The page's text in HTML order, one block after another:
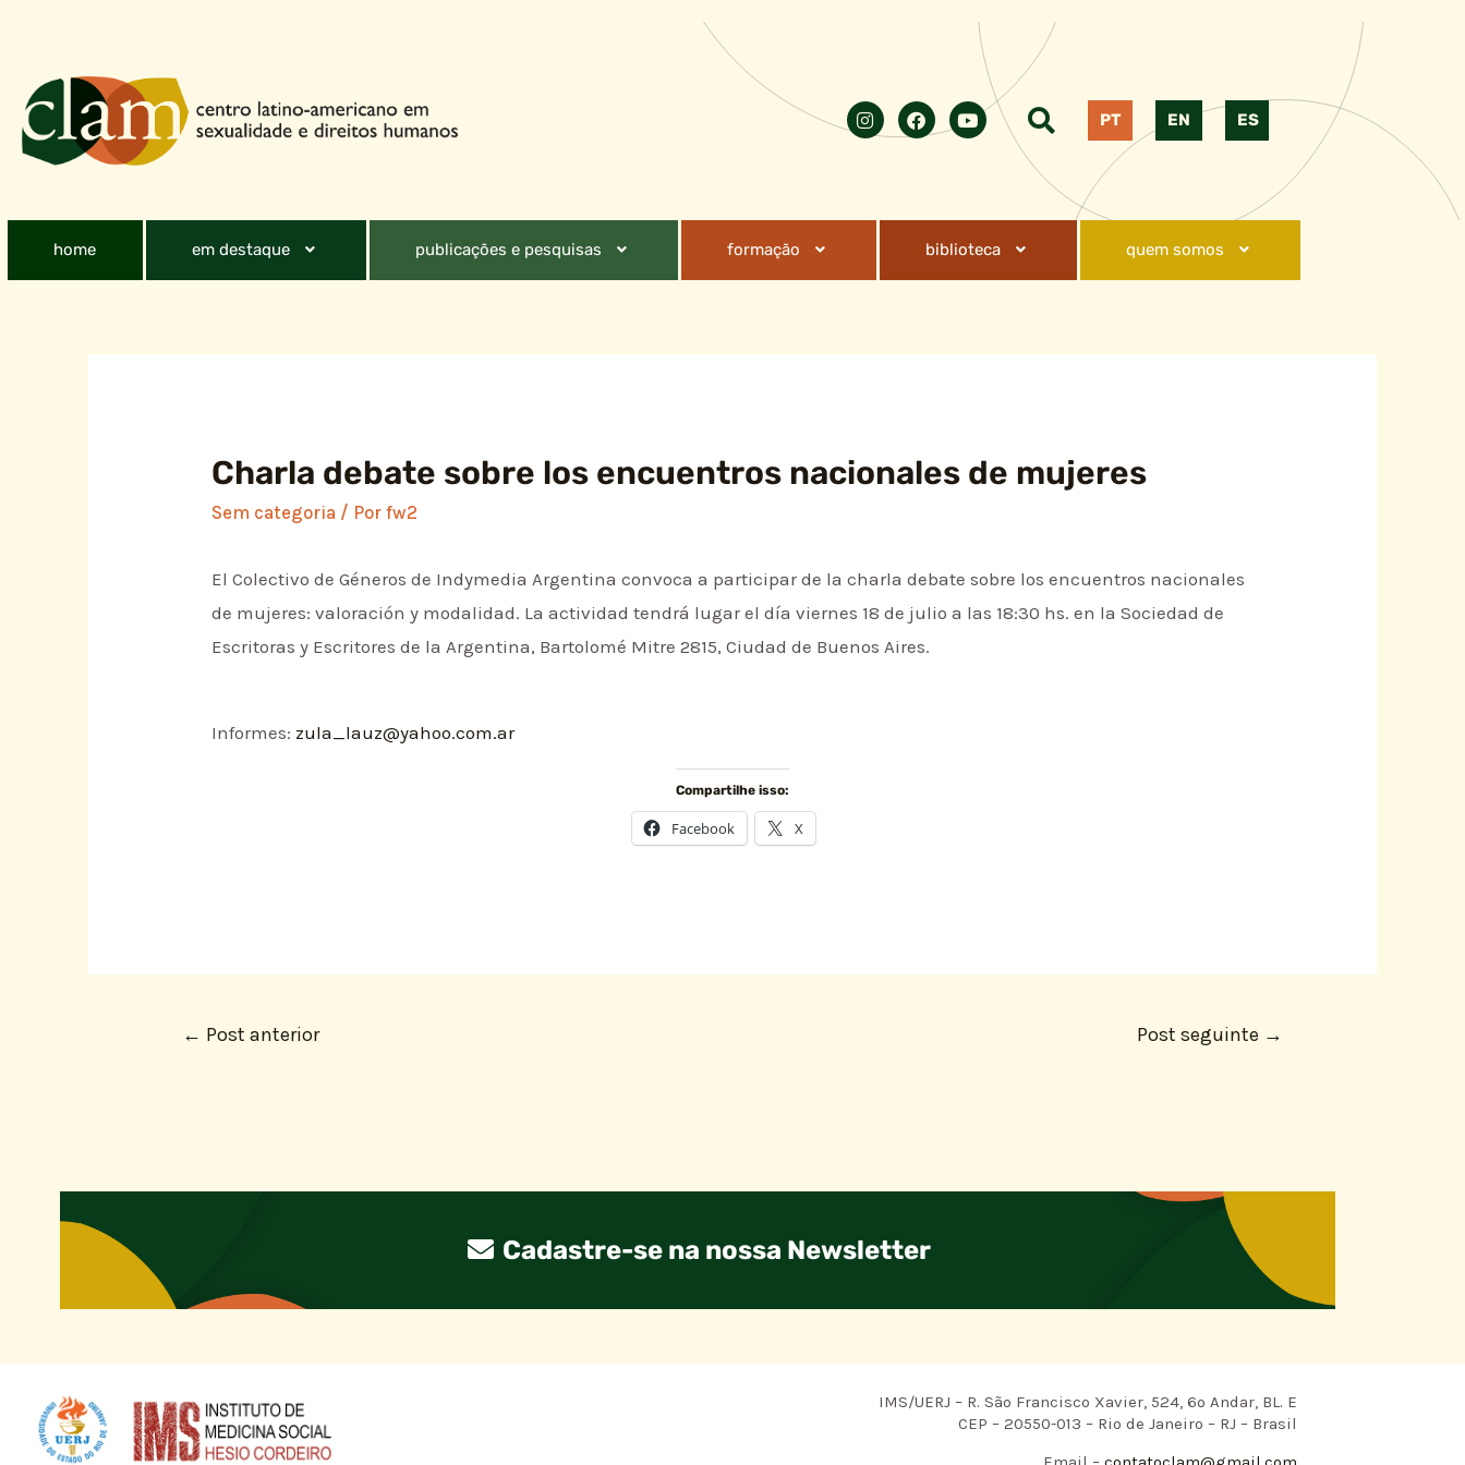
PT EN ES
home em destaque publicações e pesquisas formação biblioteca quem somos
Charla debate sobre los encuentros nacionales de mujeres
Sem categoria / Porfw2
El Colectivo de Géneros de Indymedia Argentina convoca a participar de la charla debate sobre los encuentros nacionales
de mujeres: valoración y modalidad. La actividad tendrá lugar el día viernes 18 de julio a las 18:30 hs. en la Sociedad de
Escritoras y Escritores de la Argentina, Bartolomé Mitre 2815, Ciudad de Buenos Aires.
Informes: zula_lauz@yahoo.com.ar
Compartilhe isso:
Facebook X
← Post anterior Post seguinte →
Cadastre-se na nossa Newsletter
IMS/UERJ – R. São Francisco Xavier, 524, 6º Andar, BL. E
CEP – 20550-013 – Rio de Janeiro – RJ – Brasil